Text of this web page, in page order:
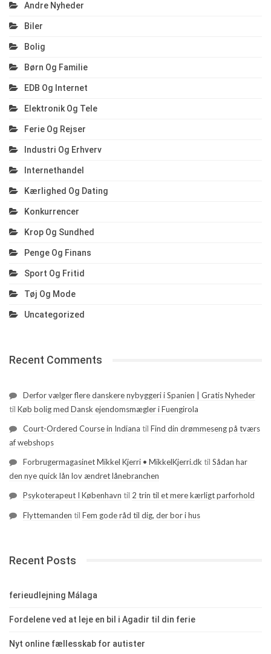
Andre Nyheder
Biler
Bolig
Børn Og Familie
EDB Og Internet
Elektronik Og Tele
Ferie Og Rejser
Industri Og Erhverv
Internethandel
Kærlighed Og Dating
Konkurrencer
Krop Og Sundhed
Penge Og Finans
Sport Og Fritid
Tøj Og Mode
Uncategorized
Recent Comments
Derfor vælger flere danskere nybyggeri i Spanien | Gratis Nyheder
til Køb bolig med Dansk ejendomsmægler i Fuengirola
Court-Ordered Course in Indiana til Find din drømmeseng på tværs
af webshops
Forbrugermagasinet Mikkel Kjerri • MikkelKjerri.dk til Sådan har
den nye quick lån lov ændret lånebranchen
Psykoterapeut I København til 2 trin til et mere kærligt parforhold
Flyttemanden til Fem gode råd til dig, der bor i hus
Recent Posts
ferieudlejning Málaga
Fordelene ved at leje en bil i Agadir til din ferie
Nyt online fællesskab for autister